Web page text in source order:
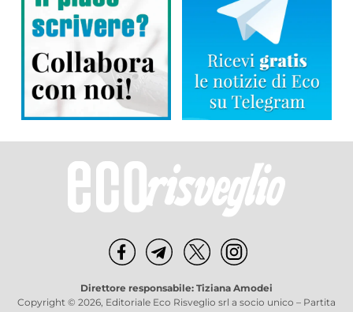
Direttore responsabile: Tiziana Amodei
Copyright © 2026, Editoriale Eco Risveglio srl a socio unico – Partita